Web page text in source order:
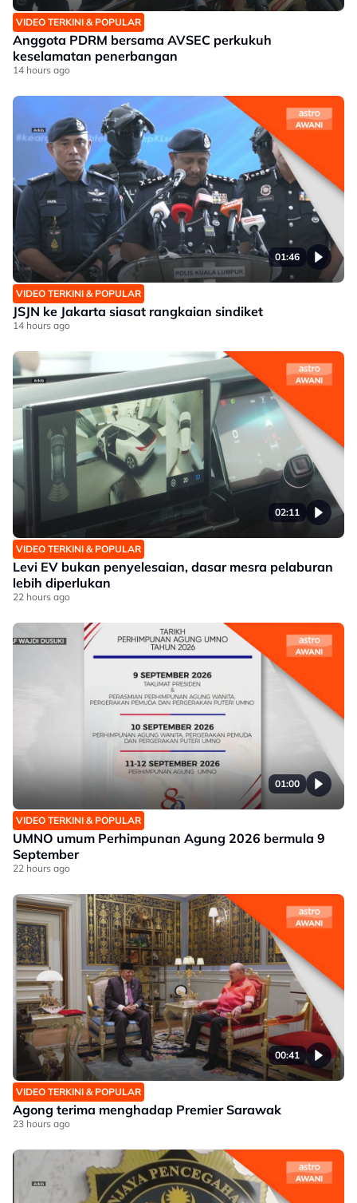
VIDEO TERKINI & POPULAR
Anggota PDRM bersama AVSEC perkukuh
keselamatan penerbangan
14 hours ago
01:46
VIDEO TERKINI & POPULAR
JSJN ke Jakarta siasat rangkaian sindiket
14 hours ago
02:11
VIDEO TERKINI & POPULAR
Levi EV bukan penyelesaian, dasar mesra pelaburan
lebih diperlukan
22 hours ago
01:00
VIDEO TERKINI & POPULAR
UMNO umum Perhimpunan Agung 2026 bermula 9
September
22 hours ago
00:41
VIDEO TERKINI & POPULAR
Agong terima menghadap Premier Sarawak
23 hours ago